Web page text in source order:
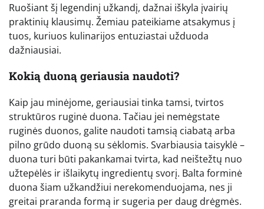
Ruošiant šį legendinį užkandį, dažnai iškyla įvairių
praktinių klausimų. Žemiau pateikiame atsakymus į
tuos, kuriuos kulinarijos entuziastai užduoda
dažniausiai.
Kokią duoną geriausia naudoti?
Kaip jau minėjome, geriausiai tinka tamsi, tvirtos
struktūros ruginė duona. Tačiau jei nemėgstate
ruginės duonos, galite naudoti tamsią ciabatą arba
pilno grūdo duoną su sėklomis. Svarbiausia taisyklė –
duona turi būti pakankamai tvirta, kad neištežtų nuo
užtepėlės ir išlaikytų ingredientų svorį. Balta forminė
duona šiam užkandžiui nerekomenduojama, nes ji
greitai praranda formą ir sugeria per daug drėgmės.